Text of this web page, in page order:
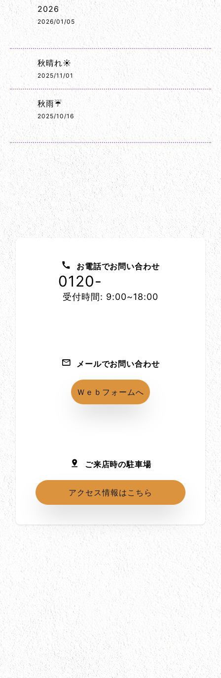
2026
2026/01/05
秋晴れ☀️
2025/11/01
秋雨☔
2025/10/16
お電話でお問い合わせ
0120-
受付時間: 9:00~18:00
メールでお問い合わせ
Ｗｅｂフォームへ
ご来店時の駐車場
アクセス情報はこちら
所在地